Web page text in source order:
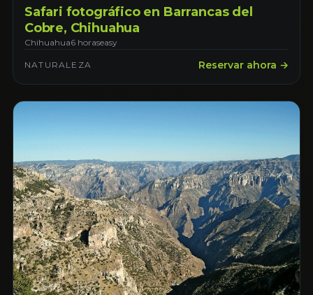
Safari fotográfico en Barrancas del
Cobre, Chihuahua
Chihuahua6 horaseasy
NATURALEZA Reservar ahora →